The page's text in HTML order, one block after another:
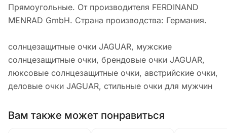
Прямоугольные. От производителя FERDINAND
MENRAD GmbH. Страна производства: Германия.
солнцезащитные очки JAGUAR, мужские
солнцезащитные очки, брендовые очки JAGUAR,
люксовые солнцезащитные очки, австрийские очки,
деловые очки JAGUAR, стильные очки для мужчин
Вам также может понравиться